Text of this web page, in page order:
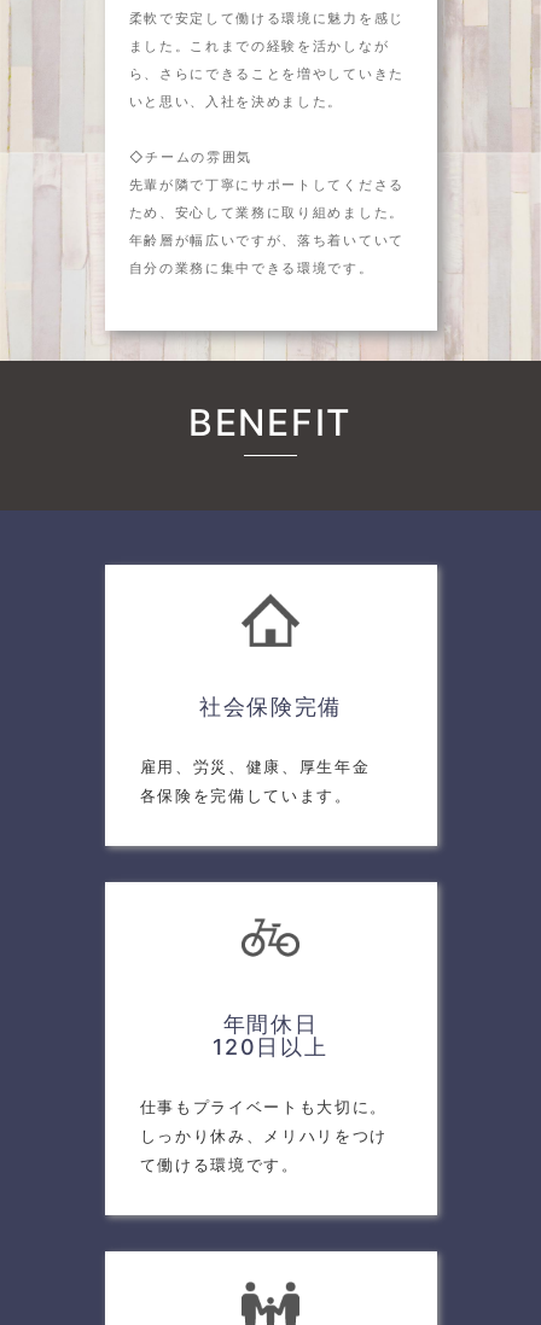
柔軟で安定して働ける環境に魅力を感じ
ました。これまでの経験を活かしなが
ら、さらにできることを増やしていきた
いと思い、入社を決めました。
◇チームの雰囲気
先輩が隣で丁寧にサポートしてくださる
ため、安心して業務に取り組めました。
年齢層が幅広いですが、落ち着いていて
自分の業務に集中できる環境です。
BENEFIT
社会保険完備
雇用、労災、健康、厚生年金
各保険を完備しています。
年間休日
120日以上
仕事もプライベートも大切に。
しっかり休み、メリハリをつけ
て働ける環境です。